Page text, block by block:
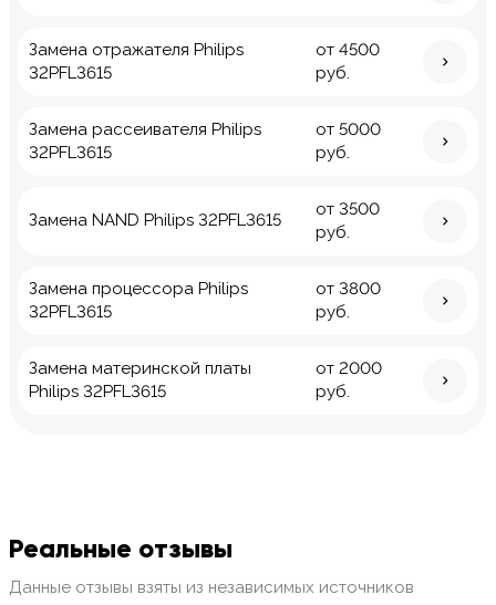
Замена отражателя Philips
32PFL3615
от 4500
руб.
Замена рассеивателя Philips
32PFL3615
от 5000
руб.
Замена NAND Philips 32PFL3615
от 3500
руб.
Замена процессора Philips
32PFL3615
от 3800
руб.
Замена материнской платы
Philips 32PFL3615
от 2000
руб.
Реальные отзывы
Данные отзывы взяты из независимых источников